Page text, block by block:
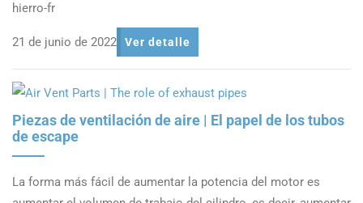
hierro-fr
21 de junio de 2022 Ver detalle
Piezas de ventilación de aire | El papel de los tubos
de escape
La forma más fácil de aumentar la potencia del motor es